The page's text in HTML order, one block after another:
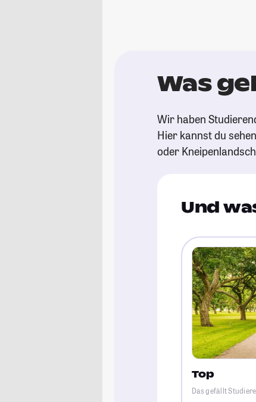
Was
Wir haben
Hier kannst du
oder
Und
Top
Das gefällt